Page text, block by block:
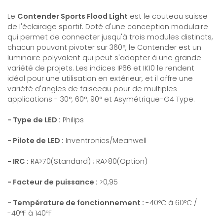
Le Contender Sports Flood Light est le couteau suisse
de l'éclairage sportif. Doté d'une conception modulaire
qui permet de connecter jusqu'à trois modules distincts,
chacun pouvant pivoter sur 360°, le Contender est un
luminaire polyvalent qui peut s'adapter à une grande
variété de projets. Les indices IP66 et IK10 le rendent
idéal pour une utilisation en extérieur, et il offre une
variété d'angles de faisceau pour de multiples
applications - 30°, 60°, 90° et Asymétrique-G4 Type.
- Type de LED : Philips
- Pilote de LED : Inventronics/Meanwell
- IRC : RA>70(Standard) ; RA>80(Option)
- Facteur de puissance : >0,95
- Température de fonctionnement : -40ºC à 60ºC /
-40ºF à 140ºF